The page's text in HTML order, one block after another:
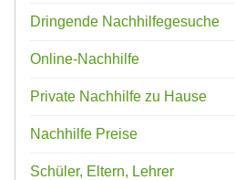
Dringende Nachhilfegesuche
Online-Nachhilfe
Private Nachhilfe zu Hause
Nachhilfe Preise
Schüler, Eltern, Lehrer